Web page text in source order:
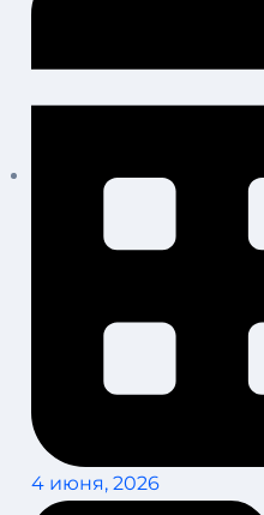
4 июня, 2026